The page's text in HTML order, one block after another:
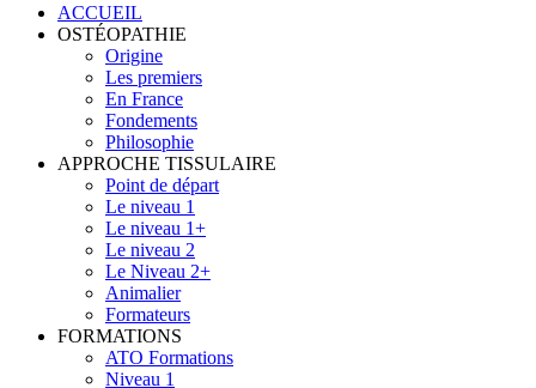
ACCUEIL
OSTÉOPATHIE
Origine
Les premiers
En France
Fondements
Philosophie
APPROCHE TISSULAIRE
Point de départ
Le niveau 1
Le niveau 1+
Le niveau 2
Le Niveau 2+
Animalier
Formateurs
FORMATIONS
ATO Formations
Niveau 1